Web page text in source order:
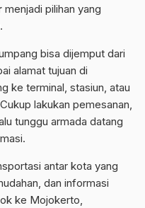
menjadi pilihan yang
bisa dijemput dari
alamat tujuan di
ke terminal, stasiun, atau
lakukan pemesanan,
tunggu armada datang
antar kota yang
dan informasi
ke Mojokerto,